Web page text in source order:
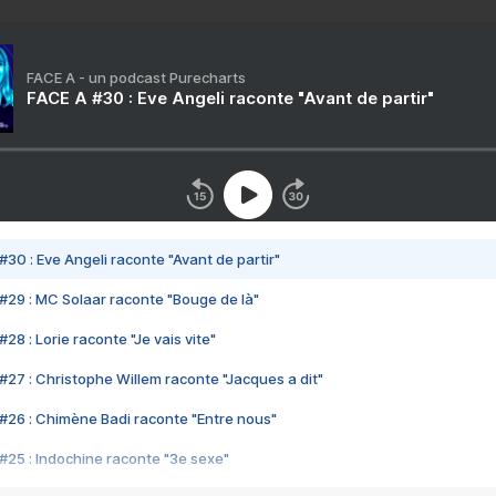
FACE A - un podcast Purecharts
FACE A #30 : Eve Angeli raconte "Avant de partir"
#30 : Eve Angeli raconte "Avant de partir"
#29 : MC Solaar raconte "Bouge de là"
#28 : Lorie raconte "Je vais vite"
#27 : Christophe Willem raconte "Jacques a dit"
#26 : Chimène Badi raconte "Entre nous"
#25 : Indochine raconte "3e sexe"